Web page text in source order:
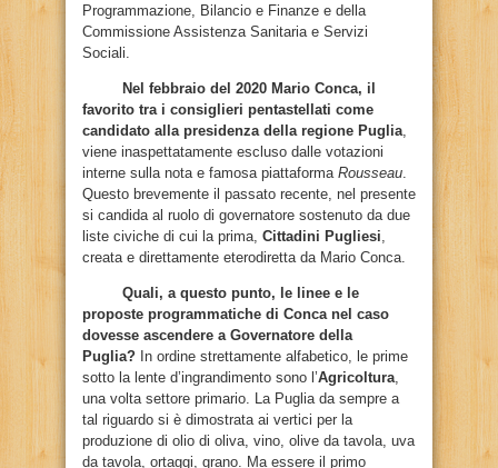
Programmazione, Bilancio e Finanze e della
Commissione Assistenza Sanitaria e Servizi
Sociali.
Nel febbraio del 2020 Mario Conca, il
favorito tra i consiglieri pentastellati come
candidato alla presidenza della regione Puglia
viene inaspettatamente escluso dalle votazioni
interne sulla nota e famosa piattaforma Rousseau
Questo brevemente il passato recente, nel presente
si candida al ruolo di governatore sostenuto da due
liste civiche di cui la prima, Cittadini Pugliesi
creata e direttamente eterodiretta da Mario Conca.
Quali, a questo punto, le linee e le
proposte programmatiche di Conca nel caso
dovesse ascendere a Governatore della
Puglia? In ordine strettamente alfabetico, le prime
sotto la lente d’ingrandimento sono l’Agricoltura
una volta settore primario. La Puglia da sempre a
tal riguardo si è dimostrata ai vertici per la
produzione di olio di oliva, vino, olive da tavola, uva
da tavola, ortaggi, grano. Ma essere il primo